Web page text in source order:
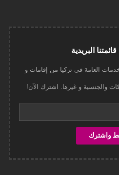
البريدية
العامة في تركيا من إقامات و
والجنسية و غيرها. اشترك الآن!